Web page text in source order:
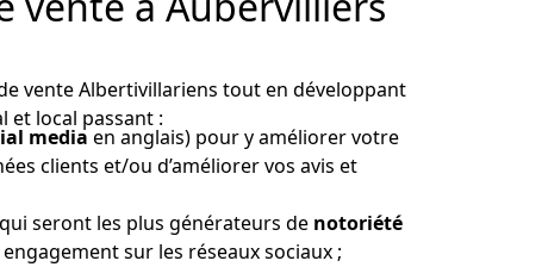
vente Albertivillariens tout en développant
et local passant :
media en anglais) pour y améliorer votre
clients et/ou d’améliorer vos avis et
qui seront les plus générateurs de notoriété
sur les réseaux sociaux ;